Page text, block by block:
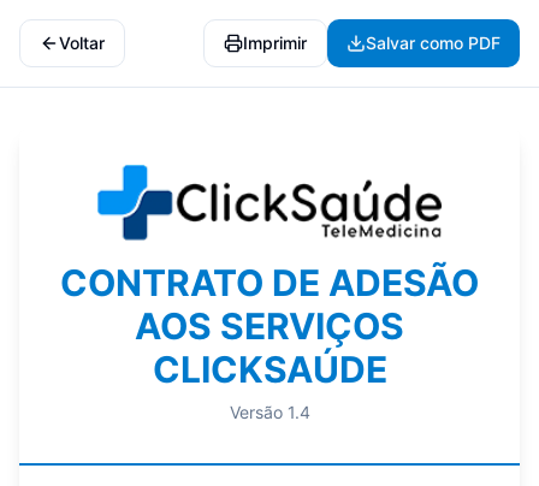
Voltar Imprimir Salvar como PDF
CONTRATO DE ADESÃO
AOS SERVIÇOS
CLICKSAÚDE
Versão 1.4